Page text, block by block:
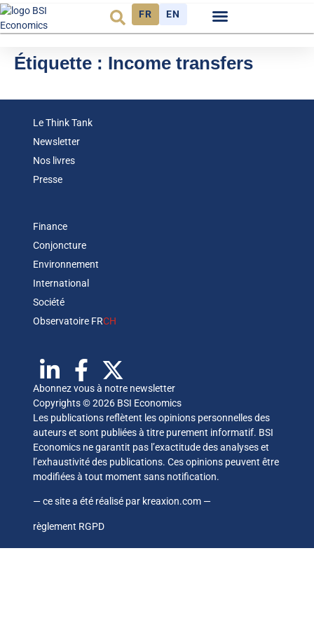
FR EN
Étiquette : Income transfers
Le Think Tank
Newsletter
Nos livres
Presse
Finance
Conjoncture
Environnement
International
Société
Observatoire FRCH
Abonnez vous à notre newsletter
Copyrights © 2026 BSI Economics
Les publications reflètent les opinions personnelles des
auteurs et sont publiées à titre purement informatif. BSI
Economics ne garantit pas l’exactitude des analyses et
l’exhaustivité des publications. Ces opinions peuvent être
modifiées à tout moment sans notification.
— ce site a été réalisé par kreaxion.com —
règlement RGPD